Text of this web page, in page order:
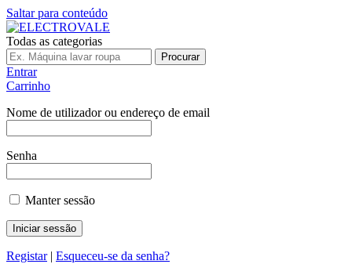
Saltar para conteúdo
Todas as categorias
Procurar
Entrar
Carrinho
Nome de utilizador ou endereço de email
Senha
Manter sessão
Registar| Esqueceu-se da senha?